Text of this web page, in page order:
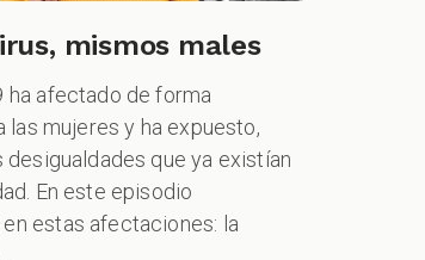
mismos males
ha afectado de forma
las mujeres y ha expuesto,
desigualdades que ya existían
En este episodio
en estas afectaciones: la